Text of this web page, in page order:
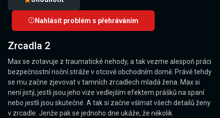
Nahlásit problém s přehráváním
Zrcadla 2
Max se zotavuje z traumatické nehody, a tak vezme alespoň práci
bezpečnostní noční stráže v otcově obchodním domě. Právě tehdy
se mu začne zjevovat v tamních zrcadlech mladá žena. Max si
není jistý, jestli jsou jeho vize vedlejším efektem prášků na spaní
nebo jestli jsou skutečné. A tak si začne všímat všech detailů ženy
v zrcadle. Jenže pak se jednoho dne ukáže, že několik